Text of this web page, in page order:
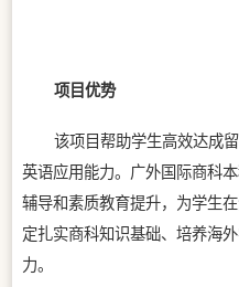
项目优势
该项目帮助学生高效达成
英语应用能力。广外国际商科
辅导和素质教育提升，为学生
定扎实商科知识基础、培养海
力。